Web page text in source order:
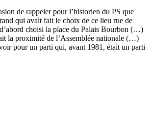
de rappeler pour l’historien du PS que
qui avait fait le choix de ce lieu rue de
choisi la place du Palais Bourbon (…)
la proximité de l’Assemblée nationale (…)
pour un parti qui, avant 1981, était un parti